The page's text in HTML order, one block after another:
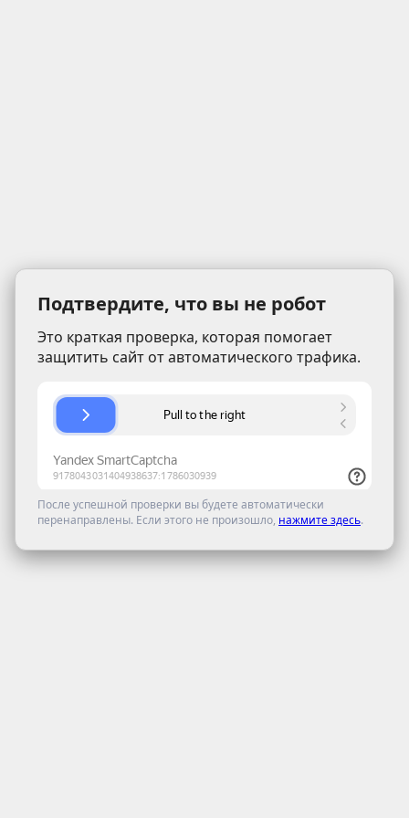
Подтвердите, что вы не робот
Это краткая проверка, которая помогает
защитить сайт от автоматического трафика.
После успешной проверки вы будете автоматически
перенаправлены. Если этого не произошло, нажмите здесь.